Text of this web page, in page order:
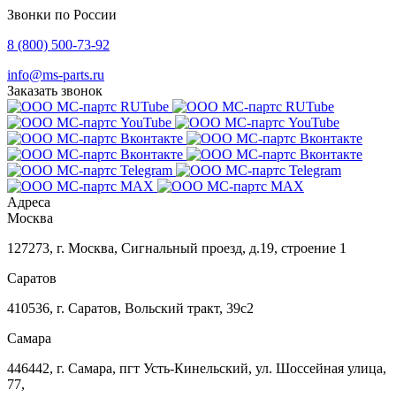
Звонки по России
8 (800) 500-73-92
info@ms-parts.ru
Заказать звонок
Адреса
Москва
127273, г. Москва, Сигнальный проезд, д.19, строение 1
Саратов
410536, г. Саратов, Вольский тракт, 39с2
Самара
446442, г. Самара, пгт Усть-Кинельский, ул. Шоссейная улица,
77,